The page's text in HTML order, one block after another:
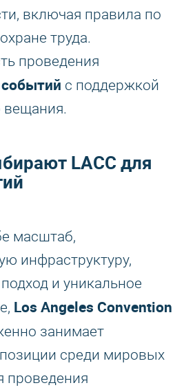
включая правила по
труда.
проведения
с поддержкой
вещания.
LACC для
масштаб,
инфраструктуру,
и уникальное
Los Angeles Convention
занимает
среди мировых
проведения